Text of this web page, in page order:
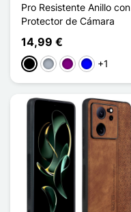
Pro Resistente Anillo con
Protector de Cámara
14,99 €
NegroGris Púrpura
Azul+1